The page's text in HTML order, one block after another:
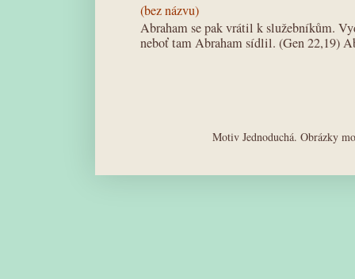
(bez názvu)
Abraham se pak vrátil k služebníkům.
neboť tam Abraham sídlil. (Gen 22,19)
Motiv Jednoduchá. Obrázky